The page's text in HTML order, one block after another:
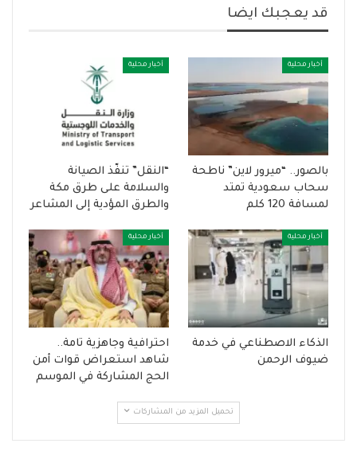
قد يعجبك ايضا
أخبار محلية
بالصور.. “ميرور لاين” ناطحة
سحاب سعودية تمتد
لمسافة 120 كلم
أخبار محلية
“النقل” تنفّذ الصيانة
والسلامة على طرق مكة
والطرق المؤدية إلى المشاعر
أخبار محلية
الذكاء الاصطناعي في خدمة
ضيوف الرحمن
أخبار محلية
احترافية وجاهزية تامة..
شاهد استعراض قوات أمن
الحج المشاركة في الموسم
تحميل المزيد من المشاركات